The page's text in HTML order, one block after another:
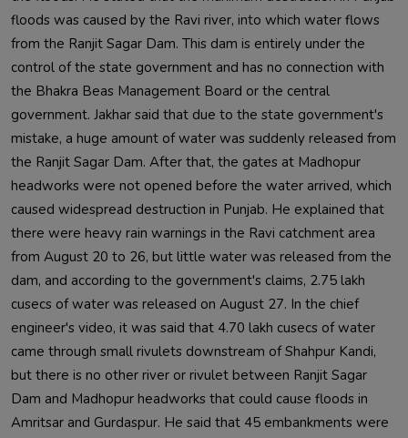
floods was caused by the Ravi river, into which water flows
from the Ranjit Sagar Dam. This dam is entirely under the
control of the state government and has no connection with
the Bhakra Beas Management Board or the central
government. Jakhar said that due to the state government's
mistake, a huge amount of water was suddenly released from
the Ranjit Sagar Dam. After that, the gates at Madhopur
headworks were not opened before the water arrived, which
caused widespread destruction in Punjab. He explained that
there were heavy rain warnings in the Ravi catchment area
from August 20 to 26, but little water was released from the
dam, and according to the government's claims, 2.75 lakh
cusecs of water was released on August 27. In the chief
engineer's video, it was said that 4.70 lakh cusecs of water
came through small rivulets downstream of Shahpur Kandi,
but there is no other river or rivulet between Ranjit Sagar
Dam and Madhopur headworks that could cause floods in
Amritsar and Gurdaspur. He said that 45 embankments were